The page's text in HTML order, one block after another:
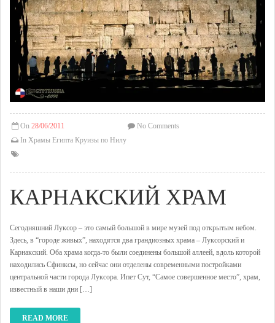
On 28/06/2011
In Храмы Египта Круизы по Нилу
No Comments
КАРНАКСКИЙ ХРАМ
Сегодняшний Луксор – это самый большой в мире музей под открытым небом.
Здесь, в “городе живых”, находятся два грандиозных храма – Луксорский и
Карнакский. Оба храма когда-то были соединены большой аллеей, вдоль которой
находились Сфинксы, но сейчас они отделены современными постройками
центральной части города Луксора. Ипет Сут, “Самое совершенное место”, храм,
известный в наши дни […]
READ MORE